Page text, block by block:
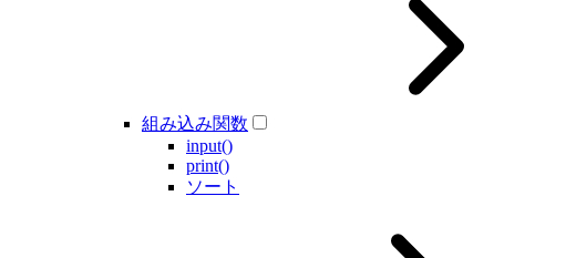
組み込み関数
input()
print()
ソート